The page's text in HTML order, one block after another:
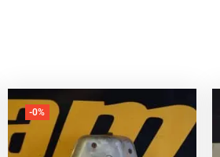
-0%